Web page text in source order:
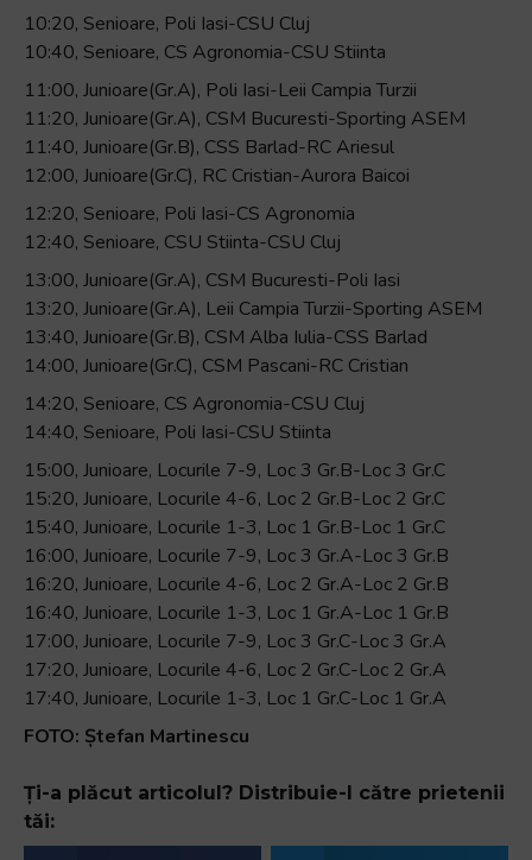
10:20, Senioare, Poli Iasi-CSU Cluj
10:40, Senioare, CS Agronomia-CSU Stiinta
11:00, Junioare(Gr.A), Poli Iasi-Leii Campia Turzii
11:20, Junioare(Gr.A), CSM Bucuresti-Sporting ASEM
11:40, Junioare(Gr.B), CSS Barlad-RC Ariesul
12:00, Junioare(Gr.C), RC Cristian-Aurora Baicoi
12:20, Senioare, Poli Iasi-CS Agronomia
12:40, Senioare, CSU Stiinta-CSU Cluj
13:00, Junioare(Gr.A), CSM Bucuresti-Poli Iasi
13:20, Junioare(Gr.A), Leii Campia Turzii-Sporting ASEM
13:40, Junioare(Gr.B), CSM Alba Iulia-CSS Barlad
14:00, Junioare(Gr.C), CSM Pascani-RC Cristian
14:20, Senioare, CS Agronomia-CSU Cluj
14:40, Senioare, Poli Iasi-CSU Stiinta
15:00, Junioare, Locurile 7-9, Loc 3 Gr.B-Loc 3 Gr.C
15:20, Junioare, Locurile 4-6, Loc 2 Gr.B-Loc 2 Gr.C
15:40, Junioare, Locurile 1-3, Loc 1 Gr.B-Loc 1 Gr.C
16:00, Junioare, Locurile 7-9, Loc 3 Gr.A-Loc 3 Gr.B
16:20, Junioare, Locurile 4-6, Loc 2 Gr.A-Loc 2 Gr.B
16:40, Junioare, Locurile 1-3, Loc 1 Gr.A-Loc 1 Gr.B
17:00, Junioare, Locurile 7-9, Loc 3 Gr.C-Loc 3 Gr.A
17:20, Junioare, Locurile 4-6, Loc 2 Gr.C-Loc 2 Gr.A
17:40, Junioare, Locurile 1-3, Loc 1 Gr.C-Loc 1 Gr.A
FOTO: Ștefan Martinescu
Ți-a plăcut articolul? Distribuie-l către prietenii
tăi: